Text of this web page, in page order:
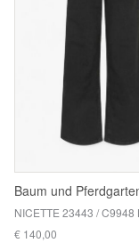
Baum und
€ 140,00